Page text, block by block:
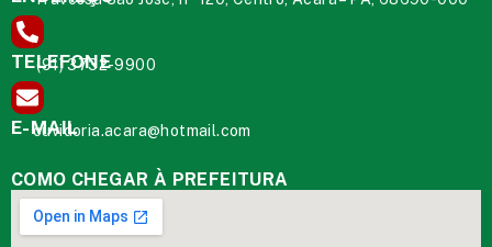
TELEFONE
(91) 3732-9900
E-MAIL
ouvidoria.acara@hotmail.com
COMO CHEGAR À PREFEITURA